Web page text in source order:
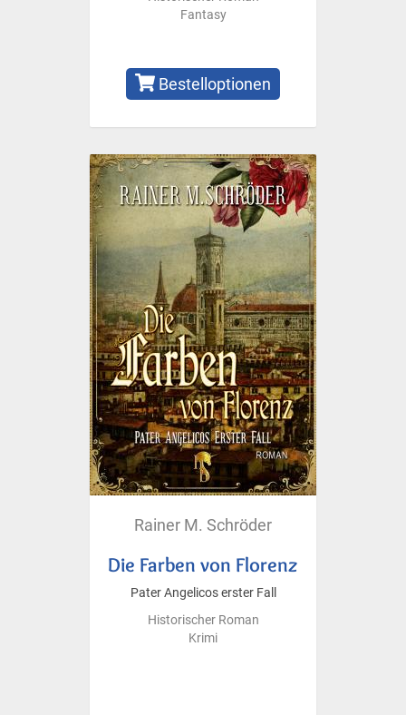
Fantasy
Bestelloptionen
Rainer M. Schröder
Die Farben von Florenz
Pater Angelicos erster Fall
Historischer Roman
Krimi